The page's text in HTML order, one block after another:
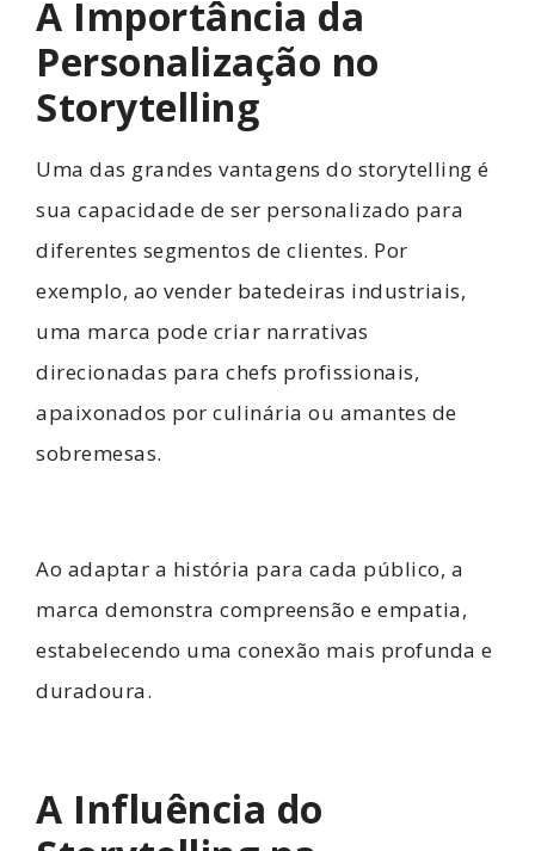
A Importância da
Personalização no
Storytelling
Uma das grandes vantagens do storytelling é
sua capacidade de ser personalizado para
diferentes segmentos de clientes. Por
exemplo, ao vender batedeiras industriais,
uma marca pode criar narrativas
direcionadas para chefs profissionais,
apaixonados por culinária ou amantes de
sobremesas.
Ao adaptar a história para cada público, a
marca demonstra compreensão e empatia,
estabelecendo uma conexão mais profunda e
duradoura.
A Influência do